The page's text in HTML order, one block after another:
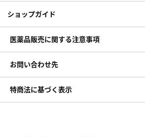
ショップガイド
医薬品販売に関する注意事項
お問い合わせ先
特商法に基づく表示